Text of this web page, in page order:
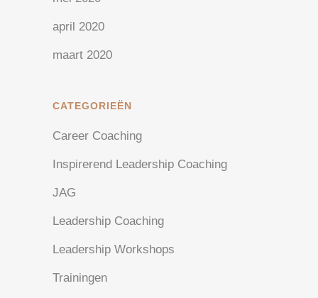
april 2020
maart 2020
CATEGORIEËN
Career Coaching
Inspirerend Leadership Coaching
JAG
Leadership Coaching
Leadership Workshops
Trainingen